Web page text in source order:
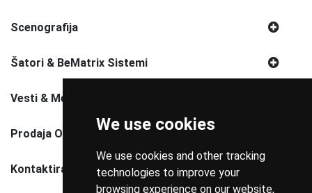
We use cookies
We use cookies and other tracking
technologies to improve your
browsing experience on our website,
Scenografija
Šatori & BeMatrix Sistemi
Vesti & Media
Prodaja Opreme
Kontaktirajte Nas